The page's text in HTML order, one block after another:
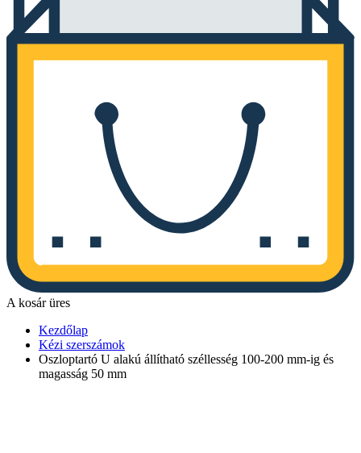
A kosár üres
Kezdőlap
Kézi szerszámok
Oszloptartó U alakú állítható széllesség 100-200 mm-ig és
magasság 50 mm